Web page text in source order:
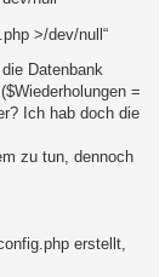
>/dev/null“
Datenbank
=
Ich hab doch die
zu tun, dennoch
erstellt,